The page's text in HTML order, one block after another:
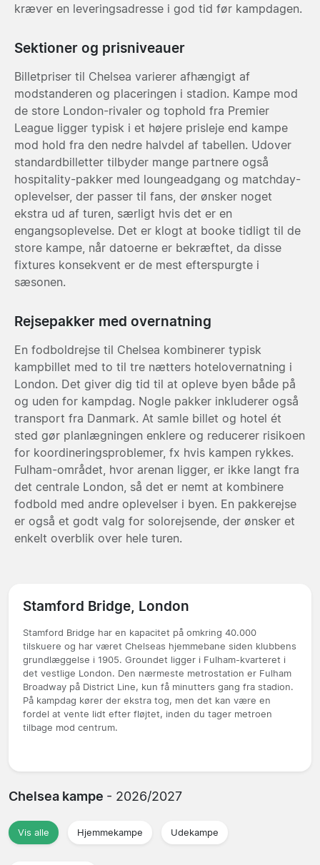
kræver en leveringsadresse i god tid før kampdagen.
Sektioner og prisniveauer
Billetpriser til Chelsea varierer afhængigt af
modstanderen og placeringen i stadion. Kampe mod
de store London-rivaler og tophold fra Premier
League ligger typisk i et højere prisleje end kampe
mod hold fra den nedre halvdel af tabellen. Udover
standardbilletter tilbyder mange partnere også
hospitality-pakker med loungeadgang og matchday-
oplevelser, der passer til fans, der ønsker noget
ekstra ud af turen, særligt hvis det er en
engangsoplevelse. Det er klogt at booke tidligt til de
store kampe, når datoerne er bekræftet, da disse
fixtures konsekvent er de mest efterspurgte i
sæsonen.
Rejsepakker med overnatning
En fodboldrejse til Chelsea kombinerer typisk
kampbillet med to til tre nætters hotelovernatning i
London. Det giver dig tid til at opleve byen både på
og uden for kampdag. Nogle pakker inkluderer også
transport fra Danmark. At samle billet og hotel ét
sted gør planlægningen enklere og reducerer risikoen
for koordineringsproblemer, fx hvis kampen rykkes.
Fulham-området, hvor arenan ligger, er ikke langt fra
det centrale London, så det er nemt at kombinere
fodbold med andre oplevelser i byen. En pakkerejse
er også et godt valg for solorejsende, der ønsker et
enkelt overblik over hele turen.
Stamford Bridge, London
Stamford Bridge har en kapacitet på omkring 40.000
tilskuere og har været Chelseas hjemmebane siden klubbens
grundlæggelse i 1905. Groundet ligger i Fulham-kvarteret i
det vestlige London. Den nærmeste metrostation er Fulham
Broadway på District Line, kun få minutters gang fra stadion.
På kampdag kører der ekstra tog, men det kan være en
fordel at vente lidt efter fløjtet, inden du tager metroen
tilbage mod centrum.
Chelsea kampe - 2026/2027
Vis alle Hjemmekampe Udekampe